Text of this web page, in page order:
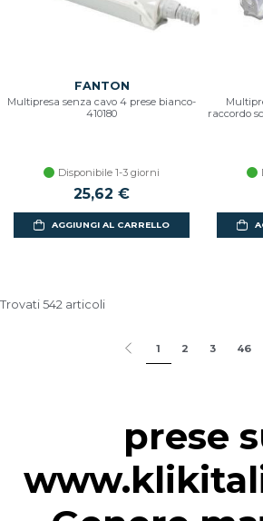
FANTON
Multipresa senza cavo 4 prese bianco-
410180
Disponibile 1-3 giorni
25,62 €
AGGIUNGI AL CARRELLO
raccordo
Trovati 542 articoli
1 2 3 46
prese